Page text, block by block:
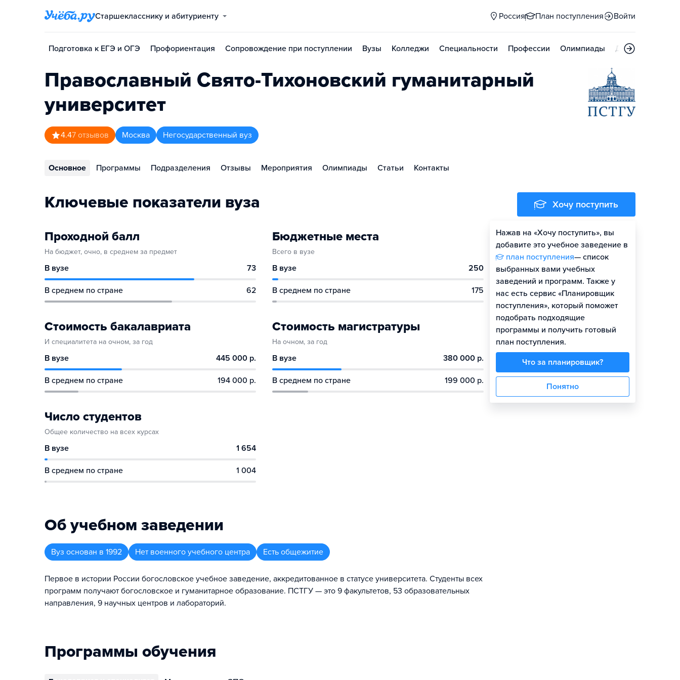
Старшекласснику и абитуриенту Россия План поступления Войти
Подготовка к ЕГЭ и ОГЭ Профориентация Сопровождение при поступлении Вузы Колледжи Специальности Профессии Олимпиады Дни открытых
Православный Свято-Тихоновский гуманитарный
университет
4.47 отзывов Москва Негосударственный вуз
Основное Программы Подразделения Отзывы Мероприятия Олимпиады Статьи Контакты
Ключевые показатели вуза
Проходной балл
На бюджет, очно, в среднем за предмет
В вузе 73
В среднем по стране 62
Бюджетные места
Всего в вузе
В вузе 250
В среднем по стране 175
Стоимость бакалавриата
И специалитета на очном, за год
В вузе 445 000 р.
В среднем по стране 194 000 р.
Стоимость магистратуры
На очном, за год
В вузе 380 000 р.
В среднем по стране 199 000 р.
Число студентов
Общее количество на всех курсах
В вузе 1 654
В среднем по стране 1 004
Об учебном заведении
Вуз основан в 1992 Нет военного учебного центра Есть общежитие
Первое в истории России богословское учебное заведение, аккредитованное в статусе университета. Студенты всех
программ получают богословское и гуманитарное образование. ПСТГУ — это 9 факультетов, 53 образовательных
направления, 9 научных центров и лабораторий.
Программы обучения
Хочу поступить
Нажав на «Хочу поступить», вы
добавите это учебное заведение в
план поступления— список
выбранных вами учебных
заведений и программ. Также у
нас есть сервис «Планировщик
поступления», который поможет
подобрать подходящие
программы и получить готовый
план поступления.
Что за планировщик?
Понятно
Оценить шансы